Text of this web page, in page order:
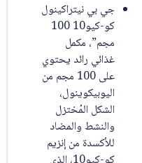
جي بي نيتراكينول
كو-كيو10 100
مجم”، مكمل
غذائي رائد يحتوي
على 100 مجم من
اليوبيكوينول،
الشكل المُختزل
والنشط والمضاد
للأكسدة من إنزيم